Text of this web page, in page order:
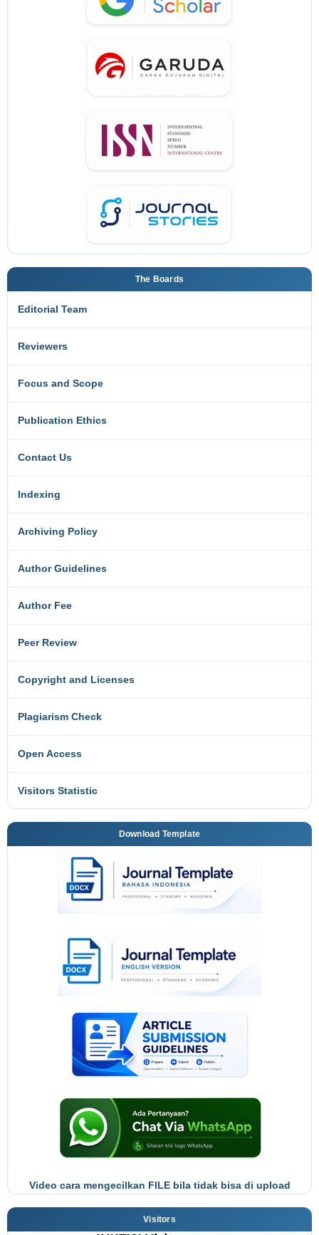
The Boards
Editorial Team
Reviewers
Focus and Scope
Publication Ethics
Contact Us
Indexing
Archiving Policy
Author Guidelines
Author Fee
Peer Review
Copyright and Licenses
Plagiarism Check
Open Access
Visitors Statistic
Download Template
Video cara mengecilkan FILE bila tidak bisa di upload
Visitors